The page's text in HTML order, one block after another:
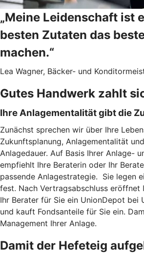
„Meine Leidenschaft ist
besten Zutaten das
machen.“
Lea Wagner, Bäcker- und
Gutes Handwerk zahlt
Ihre Anlagementalität gibt die
Zunächst sprechen wir über Ihre
Zukunftsplanung, Anlagementalität
Anlagedauer. Auf Basis Ihrer Anlage-
empfiehlt Ihre Beraterin oder Ihr
passende Anlagestrategie. Sie legen
fest. Nach Vertragsabschluss eröffnet
Ihr Berater für Sie ein UnionDepot bei
und kauft Fondsanteile für Sie ein.
Management Ihrer Anlage.
Damit der Hefeteig